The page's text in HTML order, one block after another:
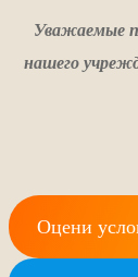
Уважаемые
нашего
Оцени